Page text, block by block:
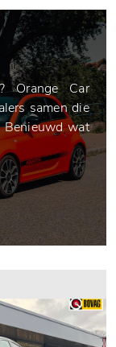
Orange Car
samen die
Benieuwd wat